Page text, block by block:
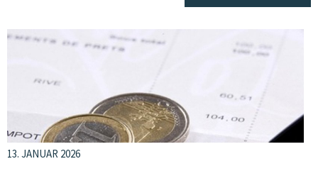
13. JANUAR 2026